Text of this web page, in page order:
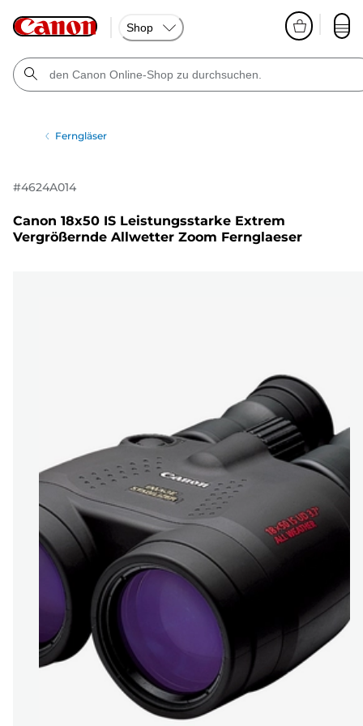
Shop
Ferngläser
#4624A014
Canon 18x50 IS Leistungsstarke Extrem
Vergrößernde Allwetter Zoom Fernglaeser